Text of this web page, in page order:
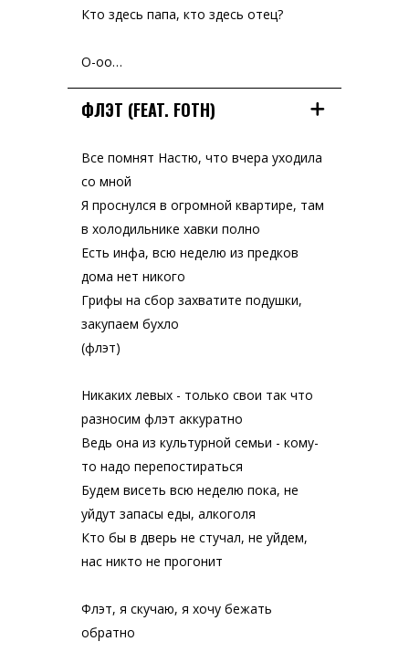
Кто здесь папа, кто здесь отец?
О-оо…
ФЛЭТ (FEAT. FOTH)
Все помнят Настю, что вчера уходила
со мной
Я проснулся в огромной квартире, там
в холодильнике хавки полно
Есть инфа, всю неделю из предков
дома нет никого
Грифы на сбор захватите подушки,
закупаем бухло
(флэт)
Никаких левых - только свои так что
разносим флэт аккуратно
Ведь она из культурной семьи - кому-
то надо перепостираться
Будем висеть всю неделю пока, не
уйдут запасы еды, алкоголя
Кто бы в дверь не стучал, не уйдем,
нас никто не прогонит
Флэт, я скучаю, я хочу бежать
обратно